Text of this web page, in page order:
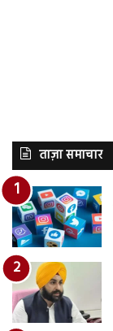
ताज़ा समाचार